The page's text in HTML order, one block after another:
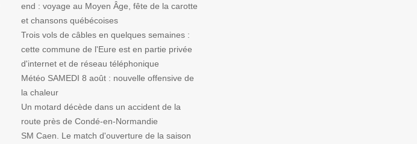
end : voyage au Moyen Âge, fête de la carotte
et chansons québécoises
Trois vols de câbles en quelques semaines :
cette commune de l'Eure est en partie privée
d'internet et de réseau téléphonique
Météo SAMEDI 8 août : nouvelle offensive de
la chaleur
Un motard décède dans un accident de la
route près de Condé-en-Normandie
SM Caen. Le match d'ouverture de la saison